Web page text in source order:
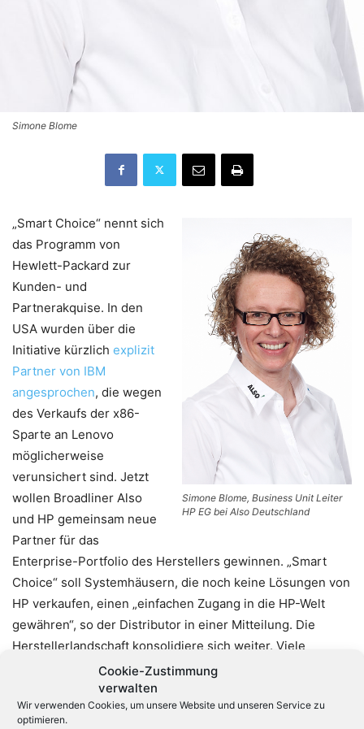
Cookie-Zustimmung
verwalten
Wir verwenden Cookies, um unsere Website und unseren Service zu
optimieren.
Simone Blome
Simone Blome, Business Unit Leiter
HP EG bei Also Deutschland
„Smart Choice“ nennt sich
das Programm von
Hewlett-Packard zur
Kunden- und
Partnerakquise. In den
USA wurden über die
Initiative kürzlich explizit
Partner von IBM
angesprochen, die wegen
des Verkaufs der x86-
Sparte an Lenovo
möglicherweise
verunsichert sind. Jetzt
wollen Broadliner Also
und HP gemeinsam neue
Partner für das
Enterprise-Portfolio des Herstellers gewinnen. „Smart
Choice“ soll Systemhäusern, die noch keine Lösungen von
HP verkaufen, einen „einfachen Zugang in die HP-Welt
gewähren“, so der Distributor in einer Mitteilung. Die
Herstellerlandschaft konsolidiere sich weiter. Viele
Systemhäuser würden sich mit diesen Veränderungen
konfrontiert sehen und sich neu orientieren. „Mit HP und
seinem langfristigen Commitment in das Hardware-